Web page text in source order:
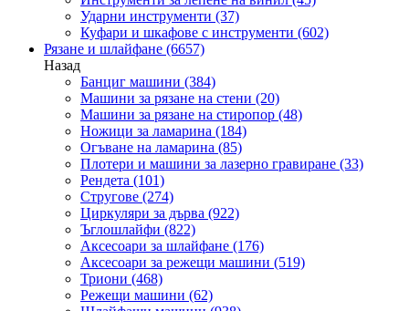
Ударни инструменти (37)
Куфари и шкафове с инструменти (602)
Рязане и шлайфане (6657)
Назад
Банциг машини (384)
Машини за рязане на стени (20)
Машини за рязане на стиропор (48)
Ножици за ламарина (184)
Огъване на ламарина (85)
Плотери и машини за лазерно гравиране (33)
Рендета (101)
Стругове (274)
Циркуляри за дърва (922)
Ъглошлайфи (822)
Аксесоари за шлайфане (176)
Аксесоари за режещи машини (519)
Триони (468)
Режещи машини (62)